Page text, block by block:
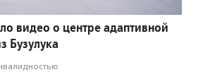
видео о центре адаптивной
Бузулука